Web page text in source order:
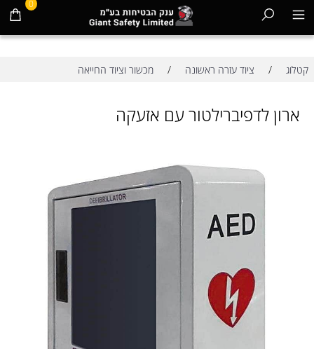
0
קטלוג / ציוד עזרה ראשונה / מכשור וציוד החייאה
ארון לדפיברילטור עם אזעקה